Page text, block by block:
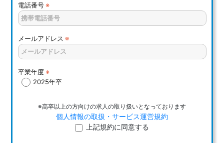
電話番号 ※
メールアドレス ※
卒業年度 ※
2025年卒
※高卒以上の方向けの求人の取り扱いとなっております
個人情報の取扱・サービス運営規約
上記規約に同意する